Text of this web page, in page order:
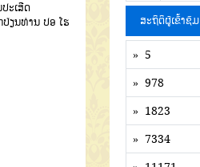
ະເສີດ
ຽນທ່ານ ປອ ໂຮ
ສະຖິຕິຜູ້ເຂົ້າຊົມ
» 5
» 978
» 1823
» 7334